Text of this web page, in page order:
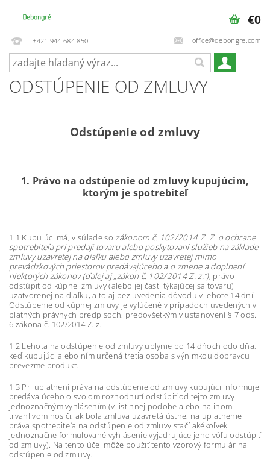
+421 944 684 850 office@debongre.com
€0
ODSTÚPENIE OD ZMLUVY
Odstúpenie od zmluvy
1. Právo na odstúpenie od zmluvy kupujúcim,
ktorým je spotrebiteľ
1.1 Kupujúci má, v súlade sozákonom č. 102/2014 Z. Z. o ochrane
spotrebiteľa pri predaji tovaru alebo poskytovaní služieb na základe
zmluvy uzavretej na diaľku alebo zmluvy uzavretej mimo
prevádzkových priestorov predávajúceho a o zmene a doplnení
niektorých zákonov (ďalej aj „zákon č. 102/2014 Z. z.”), právo
odstúpiť od kúpnej zmluvy (alebo jej časti týkajúcej sa tovaru)
uzatvorenej na diaľku, a to aj bez uvedenia dôvodu v lehote 14 dní.
Odstúpenie od kúpnej zmluvy je vylúčené v prípadoch uvedených v
platných právnych predpisoch, predovšetkým v ustanovení § 7 ods.
6 zákona č. 102/2014 Z. z.
1.2 Lehota na odstúpenie od zmluvy uplynie po 14 dňoch odo dňa,
keď kupujúci alebo ním určená tretia osoba s výnimkou dopravcu
prevezme produkt.
1.3 Pri uplatnení práva na odstúpenie od zmluvy kupujúci informuje
predávajúceho o svojom rozhodnutí odstúpiť od tejto zmluvy
jednoznačným vyhlásením (v listinnej podobe alebo na inom
trvanlivom nosiči; ak bola zmluva uzavretá ústne, na uplatnenie
práva spotrebiteľa na odstúpenie od zmluvy stačí akékoľvek
jednoznačne formulované vyhlásenie vyjadrujúce jeho vôľu odstúpiť
od zmluvy). Na tento účel môže použiť tento vzorový formulár na
odstúpenie od zmluvy.